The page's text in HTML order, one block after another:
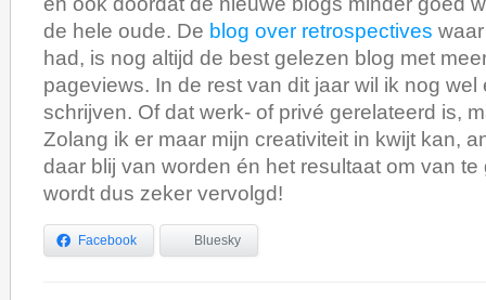
de hele oude. De blog over retrospectives
had, is nog altijd de best gelezen blog met
pageviews. In de rest van dit jaar wil ik nog wel
schrijven. Of dat werk- of privé gerelateerd is,
Zolang ik er maar mijn creativiteit in kwijt kan,
daar blij van worden én het resultaat om van te
wordt dus zeker vervolgd!
Facebook Bluesky